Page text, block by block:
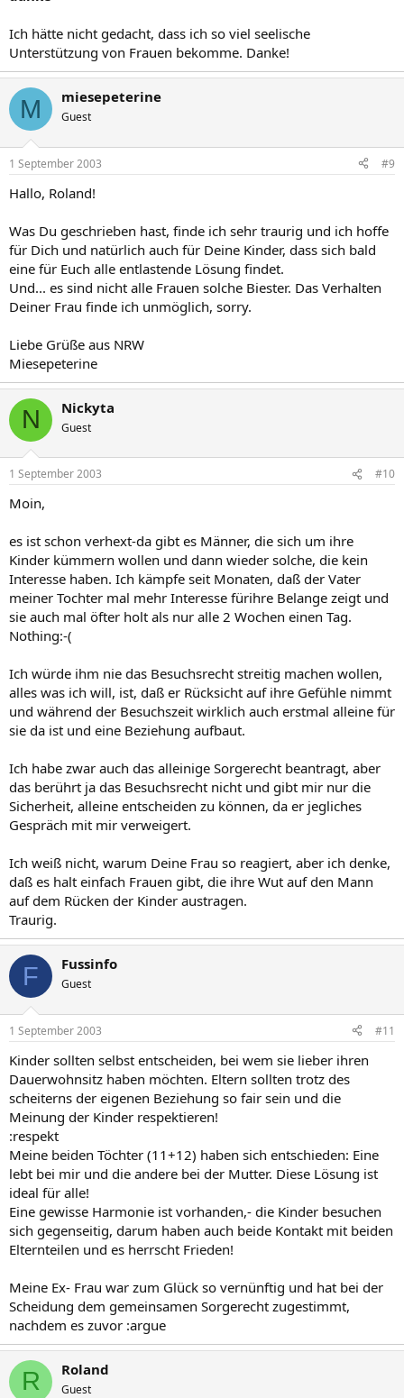
Ich hätte nicht gedacht, dass ich so viel seelische
Unterstützung von Frauen bekomme. Danke!
M miesepeterine
Guest
1 September 2003 #9
Hallo, Roland!
Was Du geschrieben hast, finde ich sehr traurig und ich hoffe
für Dich und natürlich auch für Deine Kinder, dass sich bald
eine für Euch alle entlastende Lösung findet.
Und... es sind nicht alle Frauen solche Biester. Das Verhalten
Deiner Frau finde ich unmöglich, sorry.
Liebe Grüße aus NRW
Miesepeterine
N Nickyta
Guest
1 September 2003 #10
Moin,
es ist schon verhext-da gibt es Männer, die sich um ihre
Kinder kümmern wollen und dann wieder solche, die kein
Interesse haben. Ich kämpfe seit Monaten, daß der Vater
meiner Tochter mal mehr Interesse fürihre Belange zeigt und
sie auch mal öfter holt als nur alle 2 Wochen einen Tag.
Nothing:-(
Ich würde ihm nie das Besuchsrecht streitig machen wollen,
alles was ich will, ist, daß er Rücksicht auf ihre Gefühle nimmt
und während der Besuchszeit wirklich auch erstmal alleine für
sie da ist und eine Beziehung aufbaut.
Ich habe zwar auch das alleinige Sorgerecht beantragt, aber
das berührt ja das Besuchsrecht nicht und gibt mir nur die
Sicherheit, alleine entscheiden zu können, da er jegliches
Gespräch mit mir verweigert.
Ich weiß nicht, warum Deine Frau so reagiert, aber ich denke,
daß es halt einfach Frauen gibt, die ihre Wut auf den Mann
auf dem Rücken der Kinder austragen.
Traurig.
F Fussinfo
Guest
1 September 2003 #11
Kinder sollten selbst entscheiden, bei wem sie lieber ihren
Dauerwohnsitz haben möchten. Eltern sollten trotz des
scheiterns der eigenen Beziehung so fair sein und die
Meinung der Kinder respektieren!
:respekt
Meine beiden Töchter (11+12) haben sich entschieden: Eine
lebt bei mir und die andere bei der Mutter. Diese Lösung ist
ideal für alle!
Eine gewisse Harmonie ist vorhanden,- die Kinder besuchen
sich gegenseitig, darum haben auch beide Kontakt mit beiden
Elternteilen und es herrscht Frieden!
Meine Ex- Frau war zum Glück so vernünftig und hat bei der
Scheidung dem gemeinsamen Sorgerecht zugestimmt,
nachdem es zuvor :argue
R Roland
Guest